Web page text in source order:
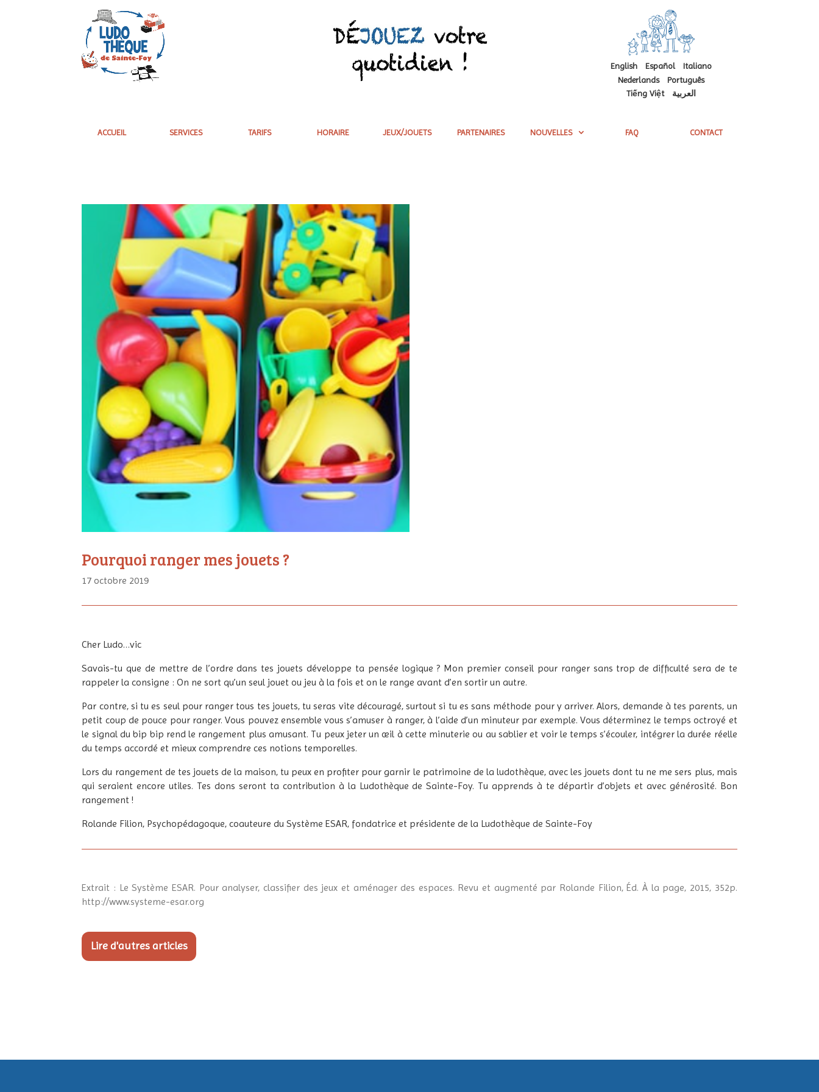
English Español
Italiano
Nederlands
Português
Tiếng Việt
العربية
ACCUEIL SERVICES TARIFS HORAIRE JEUX/JOUETS PARTENAIRES NOUVELLES FAQ CONTACT
Pourquoi ranger mes jouets ?
17 octobre 2019
Cher Ludo…vic
Savais-tu que de mettre de l’ordre dans tes jouets développe ta pensée logique ? Mon premier conseil pour ranger sans trop de difficulté sera de te
rappeler la consigne : On ne sort qu’un seul jouet ou jeu à la fois et on le range avant d’en sortir un autre.
Par contre, si tu es seul pour ranger tous tes jouets, tu seras vite découragé, surtout si tu es sans méthode pour y arriver. Alors, demande à tes parents, un
petit coup de pouce pour ranger. Vous pouvez ensemble vous s’amuser à ranger, à l’aide d’un minuteur par exemple. Vous déterminez le temps octroyé et
le signal du bip bip rend le rangement plus amusant. Tu peux jeter un œil à cette minuterie ou au sablier et voir le temps s’écouler, intégrer la durée réelle
du temps accordé et mieux comprendre ces notions temporelles.
Lors du rangement de tes jouets de la maison, tu peux en profiter pour garnir le patrimoine de la ludothèque, avec les jouets dont tu ne me sers plus, mais
qui seraient encore utiles. Tes dons seront ta contribution à la Ludothèque de Sainte-Foy. Tu apprends à te départir d’objets et avec générosité. Bon
rangement !
Rolande Filion, Psychopédagoque, coauteure du Système ESAR, fondatrice et présidente de la Ludothèque de Sainte-Foy
Extrait : Le Système ESAR. Pour analyser, classifier des jeux et aménager des espaces. Revu et augmenté par Rolande Filion, Éd. À la page, 2015, 352p.
http://www.systeme-esar.org
Lire d'autres articles